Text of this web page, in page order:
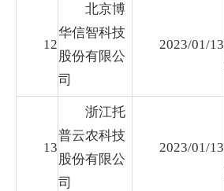
12
北京博
华信智科技
股份有限公
司
2023/01/13
13
浙江托
普云农科技
股份有限公
司
2023/01/13